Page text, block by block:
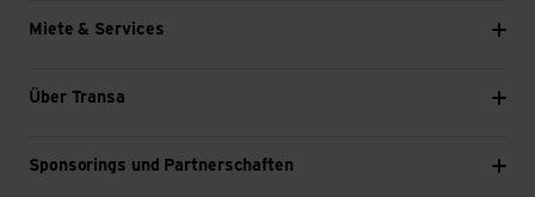
Miete & Services
Über Transa
Sponsorings und Partnerschaften